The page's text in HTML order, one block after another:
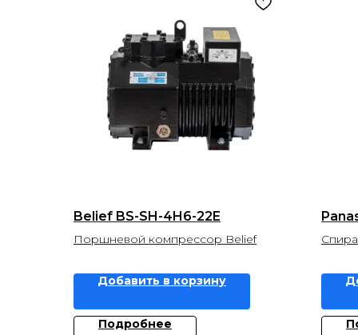
Belief BS-SH-4H6-22E
Поршневой компрессор Belief
Добавить в корзину
Подробнее